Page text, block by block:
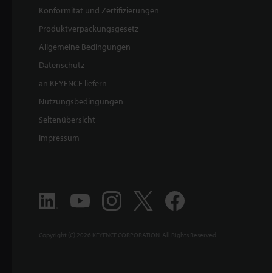
Konformität und Zertifizierungen
Produktverpackungsgesetz
Allgemeine Bedingungen
Datenschutz
an KEYENCE liefern
Nutzungsbedingungen
Seitenübersicht
Impressum
Copyright (C) 2026 KEYENCE CORPORATION. All Rights Reserved.